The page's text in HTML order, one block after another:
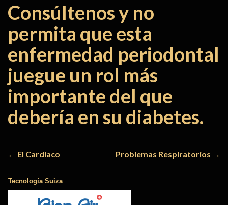
Consúltenos y no
permita que esta
enfermedad periodontal
juegue un rol más
importante del que
debería en su diabetes.
Navegación
de
entradas
← El Cardíaco Problemas Respiratorios →
Tecnología Suiza